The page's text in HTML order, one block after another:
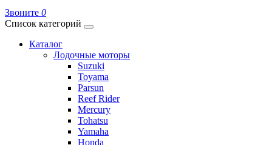
Звоните 0
Список категорий
Каталог
Лодочные моторы
Suzuki
Toyama
Parsun
Reef Rider
Mercury
Tohatsu
Yamaha
Honda